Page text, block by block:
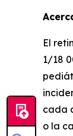
El
1/18
cada
o la